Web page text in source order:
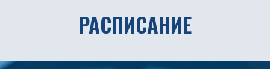
РАСПИСАНИЕ